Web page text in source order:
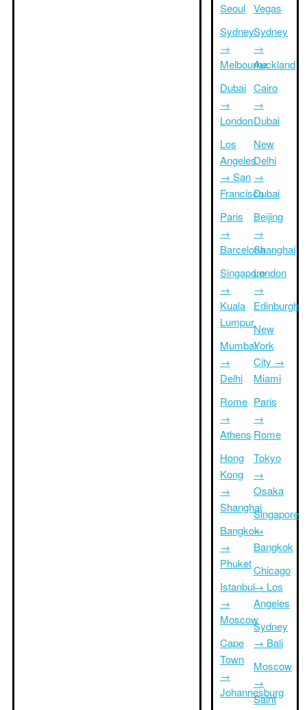
Seoul
Sydney
→
Melbourne
Dubai
→
London
Los
Angeles
→ San
Francisco
Paris
→
Barcelona
Singapore
→
Kuala
Lumpur
Mumbai
→
Delhi
Rome
→
Athens
Hong
Kong
→
Shanghai
Bangkok
→
Phuket
Istanbul
→
Moscow
Cape
Town
→
Johannesburg
Vegas
Sydney
→
Auckland
Cairo
→
Dubai
New
Delhi
→
Dubai
Beijing
→
Shanghai
London
→
Edinburgh
New
York
City →
Miami
Paris
→
Rome
Tokyo
→
Osaka
Singapore
→
Bangkok
Chicago
→ Los
Angeles
Sydney
→ Bali
Moscow
→
Saint